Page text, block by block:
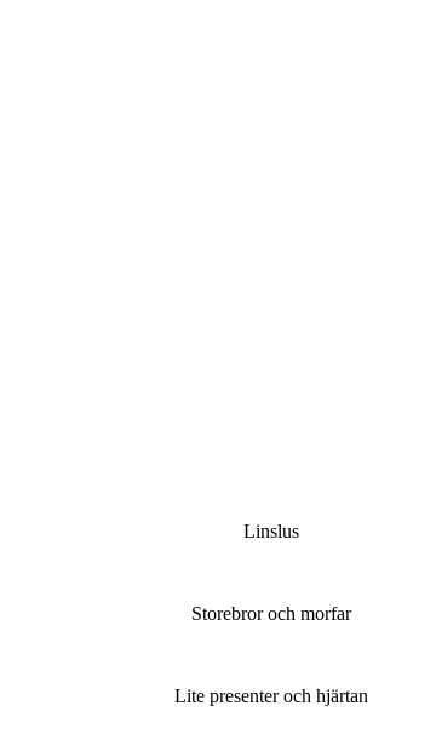
Linslus
Storebror och morfar
Lite presenter och hjärtan